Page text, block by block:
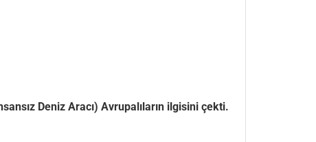
Deniz Aracı) Avrupalıların ilgisini çekti.